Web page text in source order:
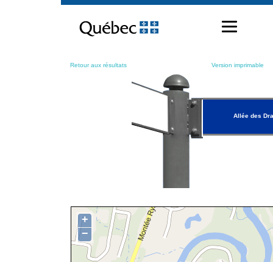
contenu
Retour aux résultats Version imprimable
Allée des
+
−